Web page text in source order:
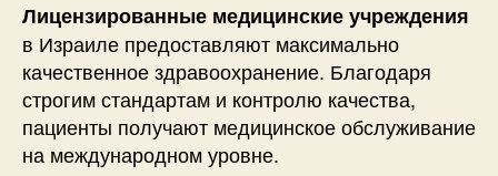
Лицензированные медицинские учреждения
в Израиле предоставляют максимально
качественное здравоохранение. Благодаря
строгим стандартам и контролю качества,
пациенты получают медицинское обслуживание
на международном уровне.